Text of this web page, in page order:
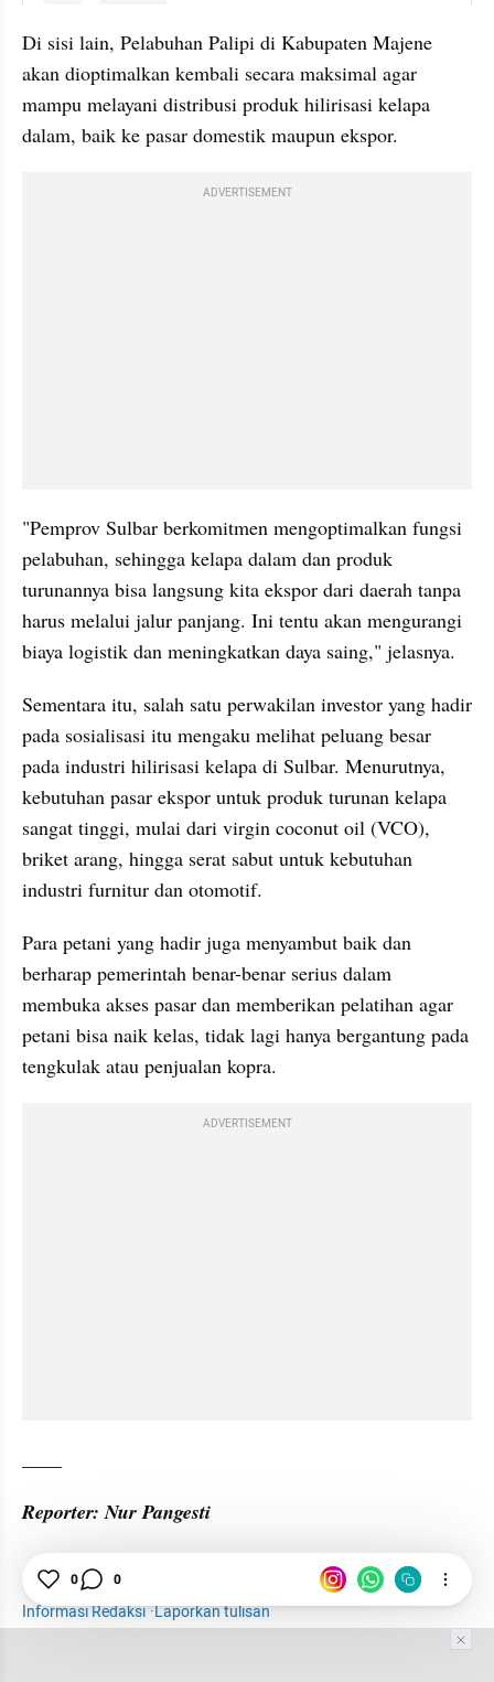
Di sisi lain, Pelabuhan Palipi di Kabupaten Majene
akan dioptimalkan kembali secara maksimal agar
mampu melayani distribusi produk hilirisasi kelapa
dalam, baik ke pasar domestik maupun ekspor.
ADVERTISEMENT
"Pemprov Sulbar berkomitmen mengoptimalkan fungsi
pelabuhan, sehingga kelapa dalam dan produk
turunannya bisa langsung kita ekspor dari daerah tanpa
harus melalui jalur panjang. Ini tentu akan mengurangi
biaya logistik dan meningkatkan daya saing," jelasnya.
Sementara itu, salah satu perwakilan investor yang hadir
pada sosialisasi itu mengaku melihat peluang besar
pada industri hilirisasi kelapa di Sulbar. Menurutnya,
kebutuhan pasar ekspor untuk produk turunan kelapa
sangat tinggi, mulai dari virgin coconut oil (VCO),
briket arang, hingga serat sabut untuk kebutuhan
industri furnitur dan otomotif.
Para petani yang hadir juga menyambut baik dan
berharap pemerintah benar-benar serius dalam
membuka akses pasar dan memberikan pelatihan agar
petani bisa naik kelas, tidak lagi hanya bergantung pada
tengkulak atau penjualan kopra.
ADVERTISEMENT
Reporter: Nur Pangesti
Kelapa
Sektor Riil
Informasi Redaksi·Laporkan tulisan
0 0